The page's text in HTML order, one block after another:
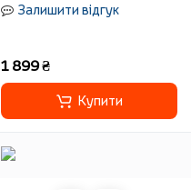
Залишити відгук
1 899 ₴
Купити